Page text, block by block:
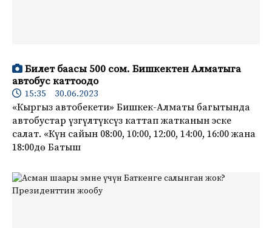
Билет баасы 500 сом. Бишкектен Алматыга
автобус каттоодо
15:35 30.06.2023
«Кыргыз автобекети» Бишкек-Алматы багытында
автобустар үзгүлтүксүз каттап жатканын эске
салат. «Күн сайын 08:00, 10:00, 12:00, 14:00, 16:00 жана
18:00дө Батыш